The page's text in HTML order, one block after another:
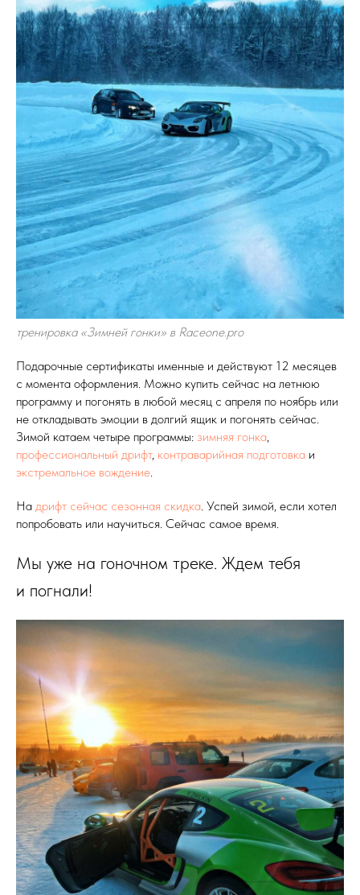
тренировка «Зимней гонки» в Raceone.pro
Подарочные сертификаты именные и действуют 12 месяцев
с момента оформления. Можно купить сейчас на летнюю
программу и погонять в любой месяц с апреля по ноябрь или
не откладывать эмоции в долгий ящик и погонять сейчас.
Зимой катаем четыре программы: зимняя гонка
профессиональный дрифт, контраварийная подготовка и
экстремальное вождение
На дрифт сейчас сезонная скидка . Успей зимой, если хотел
попробовать или научиться. Сейчас самое время.
Мы уже на гоночном треке. Ждем тебя
и погнали!